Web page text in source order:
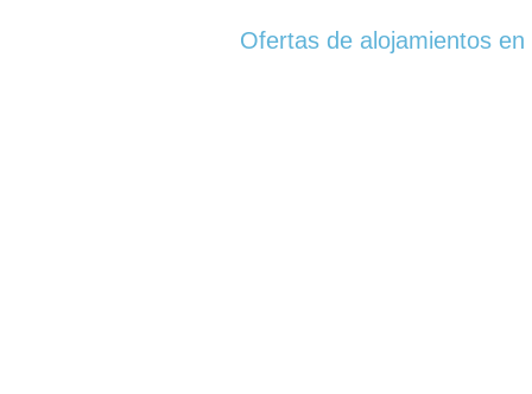
Ofertas de alojamientos en